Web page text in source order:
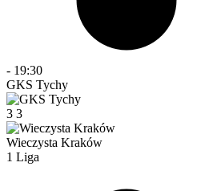
- 19:30
GKS Tychy
3 3
Wieczysta Kraków
1 Liga